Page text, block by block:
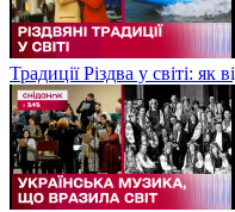
Традиції Різдва у світі: як